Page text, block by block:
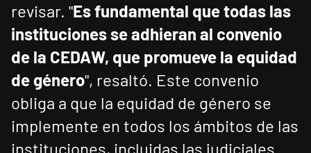
revisar. "Es fundamental que todas las
instituciones se adhieran al convenio
de la CEDAW, que promueve la equidad
de género", resaltó. Este convenio
obliga a que la equidad de género se
implemente en todos los ámbitos de las
instituciones, incluidas las judiciales.